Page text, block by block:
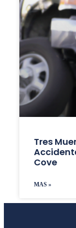
Tres
Cove
MAS »